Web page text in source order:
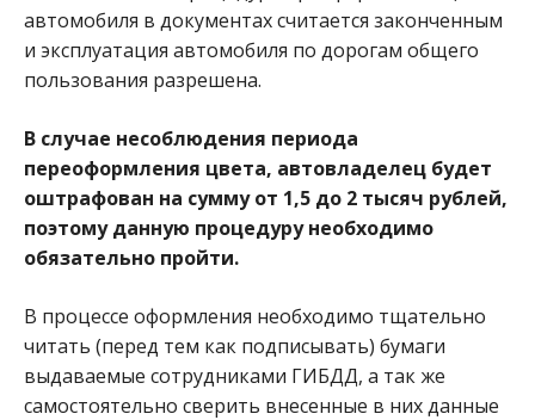
автомобиля в документах считается законченным
и эксплуатация автомобиля по дорогам общего
пользования разрешена.
В случае несоблюдения периода
переоформления цвета, автовладелец будет
оштрафован на сумму от 1,5 до 2 тысяч рублей,
поэтому данную процедуру необходимо
обязательно пройти.
В процессе оформления необходимо тщательно
читать (перед тем как подписывать) бумаги
выдаваемые сотрудниками ГИБДД, а так же
самостоятельно сверить внесенные в них данные